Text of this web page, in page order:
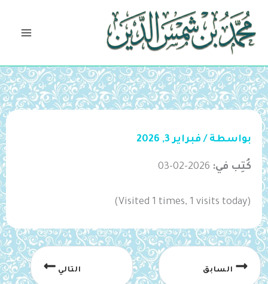
تخطي
المحتوى
بواسطة / فبراير 3, 2026
كُتِب في: 2026-02-03
(Visited 1 times, 1 visits today)
السابق التالي